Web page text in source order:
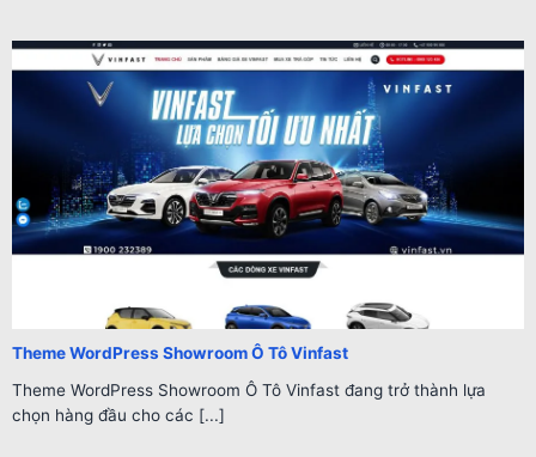
Theme WordPress Showroom Ô Tô Vinfast
Theme WordPress Showroom Ô Tô Vinfast đang trở thành lựa
chọn hàng đầu cho các [...]